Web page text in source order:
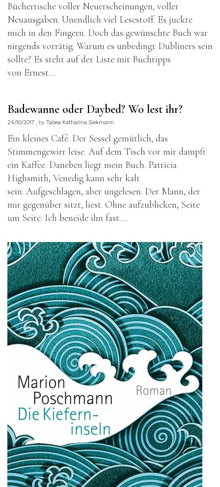
Büchertische voller Neuerscheinungen, voller
Neuausgaben. Unendlich viel Lesestoff. Es juckte
mich in den Fingern. Doch das gewünschte Buch war
nirgends vorrätig. Warum es unbedingt Dubliners sein
sollte? Es steht auf der Liste mit Buchtipps
von Ernest…
Badewanne oder Daybed? Wo lest ihr?
24/10/2017 by Tabea Katharina Siekmann
Ein kleines Café. Der Sessel gemütlich, das
Stimmengewirr leise. Auf dem Tisch vor mir dampft
ein Kaffee. Daneben liegt mein Buch. Patricia
Highsmith, Venedig kann sehr kalt
sein. Aufgeschlagen, aber ungelesen. Der Mann, der
mir gegenüber sitzt, liest. Ohne aufzublicken, Seite
um Seite. Ich beneide ihn fast.…